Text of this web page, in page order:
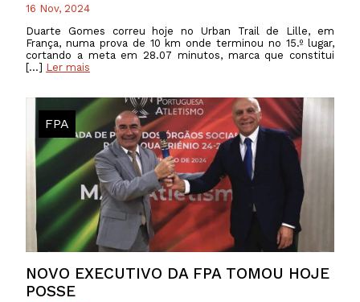
16 Nov, 2024
Duarte Gomes correu hoje no Urban Trail de Lille, em
França, numa prova de 10 km onde terminou no 15.º lugar,
cortando a meta em 28.07 minutos, marca que constitui
[…] Ler mais
NOVO EXECUTIVO DA FPA TOMOU HOJE
POSSE
FPA